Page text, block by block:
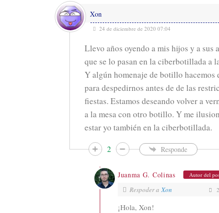
Xon
24 de diciembre de 2020 07:04
Llevo años oyendo a mis hijos y a sus
que se lo pasan en la ciberbotillada a
Y algún homenaje de botillo hacemos
para despedirnos antes de de las
fiestas. Estamos deseando volver a
a la mesa con otro botillo. Y me
estar yo también en la ciberbotillada.
2 Responde
Juanma G. Colinas Autor del
Respoder a Xon
¡Hola, Xon!